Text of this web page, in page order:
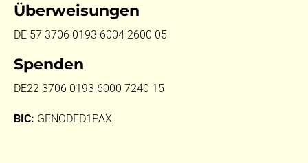
Überweisungen
DE 57 3706 0193 6004 2600 05
Spenden
DE22 3706 0193 6000 7240 15
BIC: GENODED1PAX